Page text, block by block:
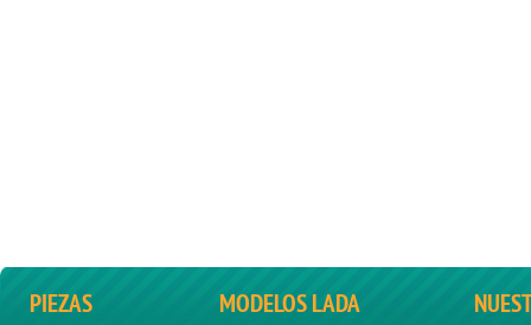
PIEZAS MODELOS LADA